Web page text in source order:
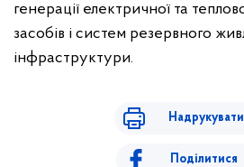
генерації електричної та
засобів і систем резервного
інфраструктури.
Надрукувати
Поділитися